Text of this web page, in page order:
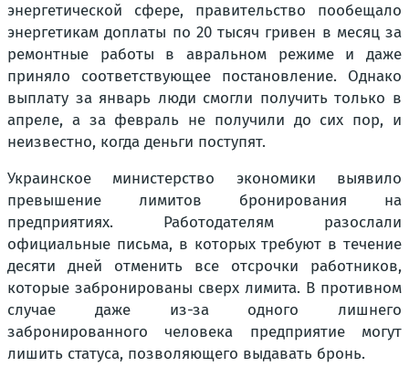
энергетической сфере, правительство пообещало
энергетикам доплаты по 20 тысяч гривен в месяц за
ремонтные работы в авральном режиме и даже
приняло соответствующее постановление. Однако
выплату за январь люди смогли получить только в
апреле, а за февраль не получили до сих пор, и
неизвестно, когда деньги поступят.
Украинское министерство экономики выявило
превышение лимитов бронирования на
предприятиях. Работодателям разослали
официальные письма, в которых требуют в течение
десяти дней отменить все отсрочки работников,
которые забронированы сверх лимита. В противном
случае даже из-за одного лишнего
забронированного человека предприятие могут
лишить статуса, позволяющего выдавать бронь.